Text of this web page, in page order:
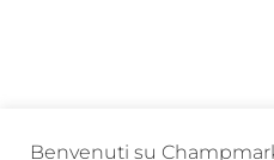
Benvenuti su